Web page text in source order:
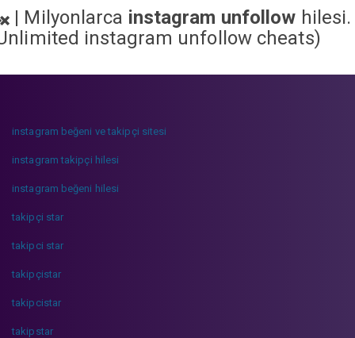
| Milyonlarca instagram unfollow hilesi.
instagram unfollow cheats)
instagram beğeni ve takipçi sitesi
instagram takipçi hilesi
instagram beğeni hilesi
takipçi star
takipci star
takipçistar
takipcistar
takipstar